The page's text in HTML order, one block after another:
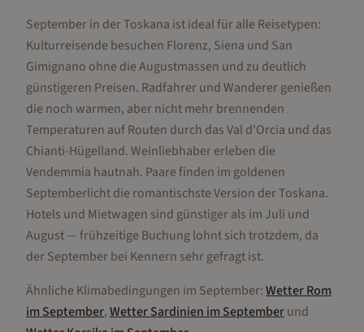
September in der Toskana ist ideal für alle Reisetypen:
Kulturreisende besuchen Florenz, Siena und San
Gimignano ohne die Augustmassen und zu deutlich
günstigeren Preisen. Radfahrer und Wanderer genießen
die noch warmen, aber nicht mehr brennenden
Temperaturen auf Routen durch das Val d'Orcia und das
Chianti-Hügelland. Weinliebhaber erleben die
Vendemmia hautnah. Paare finden im goldenen
Septemberlicht die romantischste Version der Toskana.
Hotels und Mietwagen sind günstiger als im Juli und
August — frühzeitige Buchung lohnt sich trotzdem, da
der September bei Kennern sehr gefragt ist.
Ähnliche Klimabedingungen im September:WetterRom
imSeptember,WetterSardinien imSeptemberund